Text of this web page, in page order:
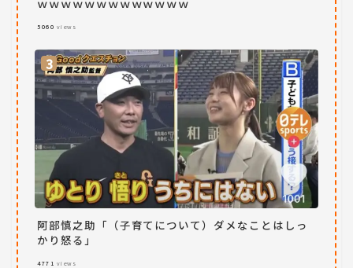
5060 views
阿部慎之助「（子育てについて）ダメなことはしっ
かり怒る」
4771 views